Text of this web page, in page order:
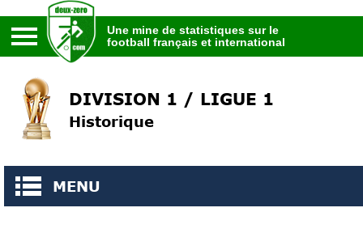
football français et international
Une mine de statistiques sur le
football français et international
DIVISION 1 / LIGUE 1
Historique
MENU